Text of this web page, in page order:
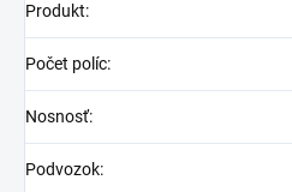
Produkt:
Počet políc:
Nosnosť:
Podvozok: